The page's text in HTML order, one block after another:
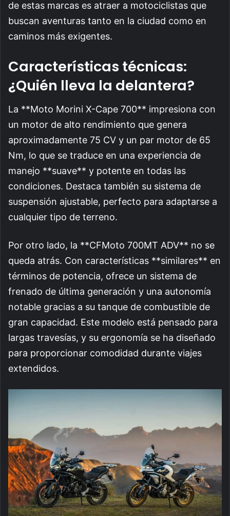
de estas marcas es atraer a motociclistas que
buscan aventuras tanto en la ciudad como en
caminos más exigentes.
Características técnicas:
¿Quién lleva la delantera?
La **Moto Morini X-Cape 700** impresiona con
un motor de alto rendimiento que genera
aproximadamente 75 CV y un par motor de 65
Nm, lo que se traduce en una experiencia de
manejo **suave** y potente en todas las
condiciones. Destaca también su sistema de
suspensión ajustable, perfecto para adaptarse a
cualquier tipo de terreno.
Por otro lado, la **CFMoto 700MT ADV** no se
queda atrás. Con características **similares** en
términos de potencia, ofrece un sistema de
frenado de última generación y una autonomía
notable gracias a su tanque de combustible de
gran capacidad. Este modelo está pensado para
largas travesías, y su ergonomía se ha diseñado
para proporcionar comodidad durante viajes
extendidos.